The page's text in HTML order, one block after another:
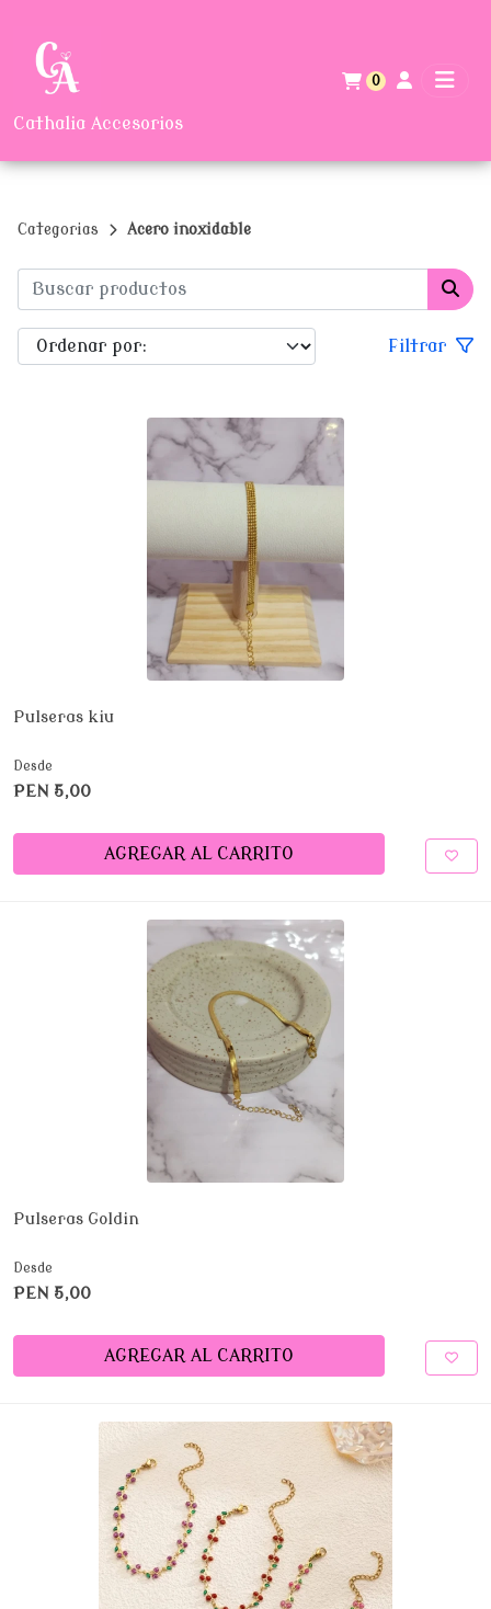
Cathalia Accesorios
0
Categorias Acero inoxidable
Filtrar
Pulseras kiu
Desde
PEN 5,00
AGREGAR AL CARRITO
Pulseras Goldin
Desde
PEN 5,00
AGREGAR AL CARRITO